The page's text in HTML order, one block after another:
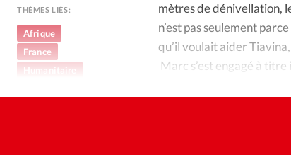
Publireportage
Relations
Société
Tour du monde
THÈMES LIÉS:
Afrique
France
Humanitaire
mètres de dénivellation,
n’est pas seulement
qu’il voulait aider
Marc s’est engagé à